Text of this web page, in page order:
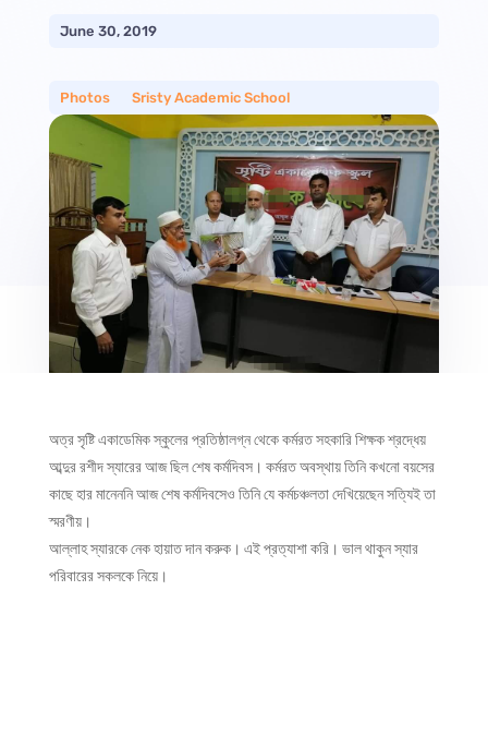
June 30, 2019
Photos__ Sristy Academic School
অত্র সৃষ্টি একাডেমিক স্কুলের প্রতিষ্ঠালগ্ন থেকে কর্মরত সহকারি শিক্ষক শ্রদ্ধেয়
আব্দুর রশীদ স্যারের আজ ছিল শেষ কর্মদিবস। কর্মরত অবস্থায় তিনি কখনো বয়সের
কাছে হারমানেননি আজ শেষ কর্মদিবসেও তিনি যে কর্মচঞ্চলতা দেখিয়েছেন সত্যিই তা
স্মরণীয়।
আল্লাহ স্যারকে নেক হায়াত দান করুক। এই প্রত্যাশা করি। ভাল থাকুন স্যার
পরিবারের সকলকে নিয়ে।